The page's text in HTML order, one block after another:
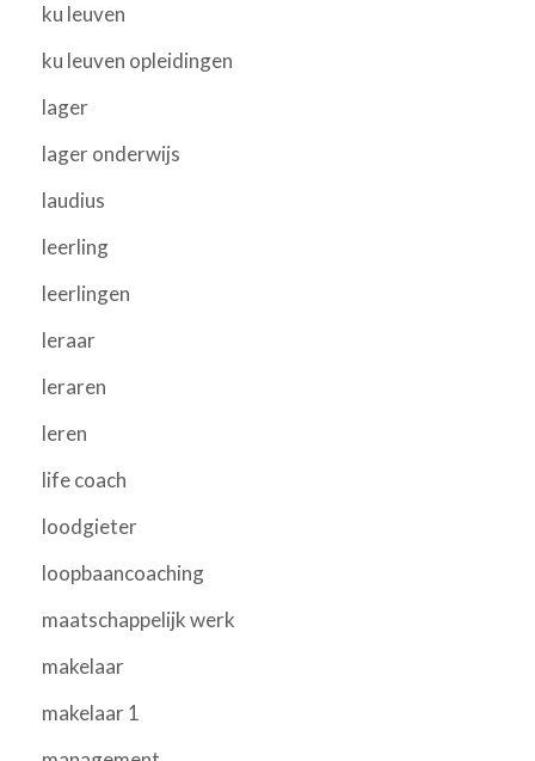
ku leuven
ku leuven opleidingen
lager
lager onderwijs
laudius
leerling
leerlingen
leraar
leraren
leren
life coach
loodgieter
loopbaancoaching
maatschappelijk werk
makelaar
makelaar 1